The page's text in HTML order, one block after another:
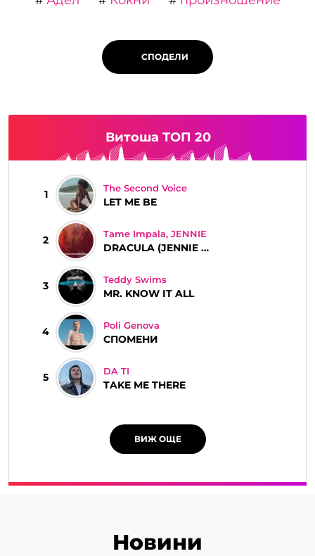
СПОДЕЛИ
Витоша ТОП 20
1
The Second Voice
LET ME BE
2
Tame Impala, JENNIE
DRACULA (JENNIE REMIX)
3
Teddy Swims
MR. KNOW IT ALL
4
Poli Genova
СПОМЕНИ
5
DA TI
TAKE ME THERE
ВИЖ ОЩЕ
Новини